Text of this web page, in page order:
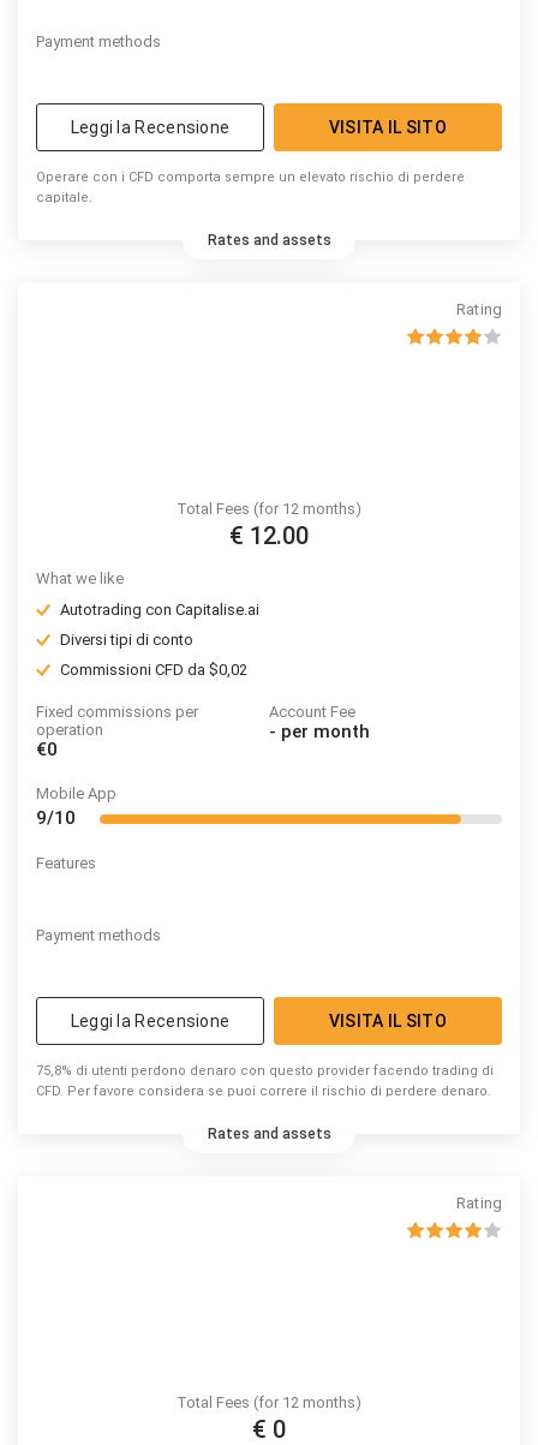
Payment methods
Leggi la Recensione VISITA IL SITO
Operare con i CFD comporta sempre un elevato rischio di perdere
capitale.
Rates and assets
Rating
Total Fees (for 12 months)
€ 12.00
What we like
Autotrading con Capitalise.ai
Diversi tipi di conto
Commissioni CFD da $0,02
Fixed commissions per
operation
€0
Account Fee
- per month
Mobile App
9/10
Features
Payment methods
Leggi la Recensione VISITA IL SITO
75,8% di utenti perdono denaro con questo provider facendo trading di
CFD. Per favore considera se puoi correre il rischio di perdere denaro.
Rates and assets
Rating
Total Fees (for 12 months)
€ 0